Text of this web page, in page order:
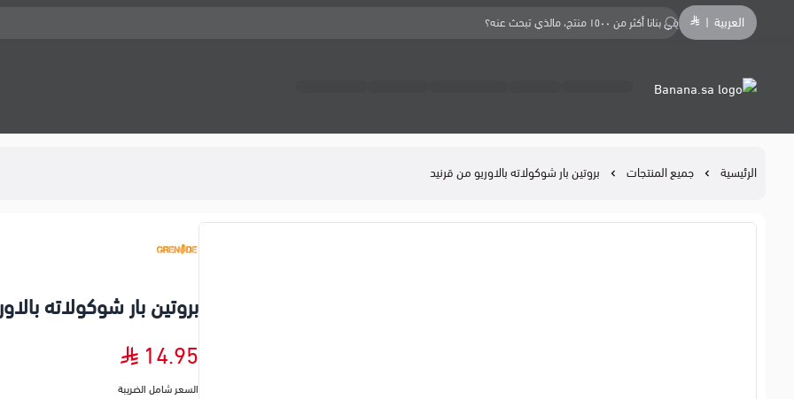
العربية |
Banana.sa
الرئيسية جميع المنتجات بروتين بار شوكولاته بالاوريو من قرنيد
بروتين بار شوكولاته
14.95
السعر شامل الضريبة